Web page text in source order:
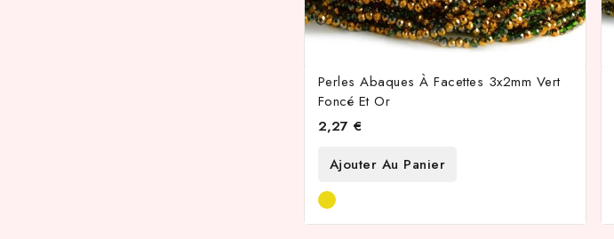
Perles Abaques À Facettes 3x2mm Vert
Foncé Et Or
2,27 €
Ajouter Au Panier